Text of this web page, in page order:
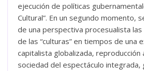
ejecución de políticas
Cultural”. En un segundo momento,
de una perspectiva procesualista
de las “culturas” en tiempos de una
capitalista globalizada, reproducción
sociedad del espectáculo integrada,